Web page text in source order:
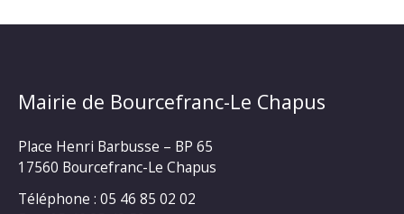
Mairie de Bourcefranc-Le Chapus
Place Henri Barbusse – BP 65
17560 Bourcefranc-Le Chapus
Téléphone : 05 46 85 02 02